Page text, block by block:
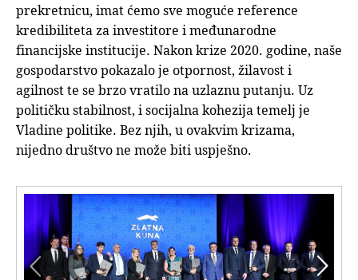
prekretnicu, imat ćemo sve moguće reference
kredibiliteta za investitore i međunarodne
financijske institucije. Nakon krize 2020. godine, naše
gospodarstvo pokazalo je otpornost, žilavost i
agilnost te se brzo vratilo na uzlaznu putanju. Uz
političku stabilnost, i socijalna kohezija temelj je
Vladine politike. Bez njih, u ovakvim krizama,
nijedno društvo ne može biti uspješno.

